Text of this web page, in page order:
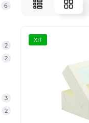
6
2
2
3
2
ХІТ